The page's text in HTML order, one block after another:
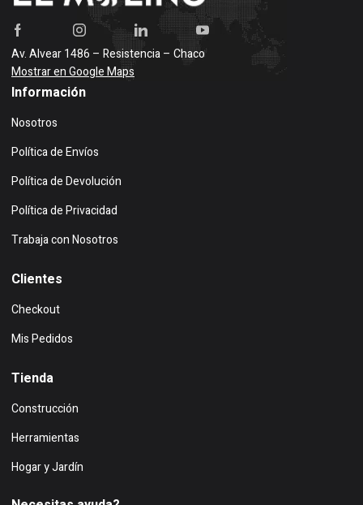
Av. Alvear 1486 – Resistencia – Chaco
Mostrar en Google Maps
Información
Nosotros
Política de Envíos
Política de Devolución
Política de Privacidad
Trabaja con Nosotros
Clientes
Checkout
Mis Pedidos
Tienda
Construcción
Herramientas
Hogar y Jardín